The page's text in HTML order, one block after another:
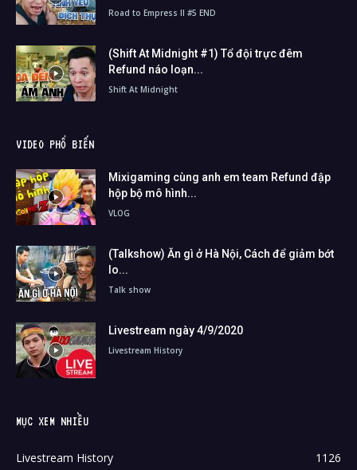
Road to Empress II #5 END
(Shift At Midnight #1) Tổ đội trực đêm
Refund náo loạn...
Shift At Midnight
VIDEO PHỔ BIẾN
Mixigaming cùng anh em team Refund đập
hộp bộ mô hình...
VLOG
(Talkshow) Ăn gì ở Hà Nội, Cách để giảm bớt
lo...
Talk show
Livestream ngày 4/9/2020
Livestream History
MỤC XEM NHIỀU
Livestream History
1126